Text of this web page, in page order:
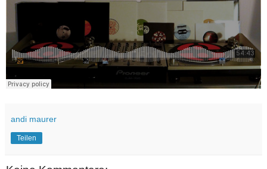
andi maurer
Teilen